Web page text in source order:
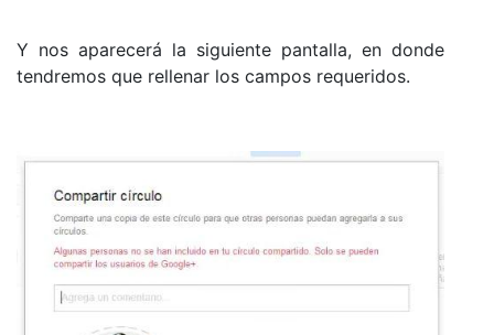
Y nos aparecerá la siguiente pantalla, en donde
tendremos que rellenar los campos requeridos.